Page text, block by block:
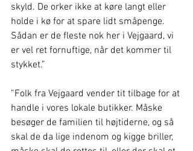
skyld. De orker ikke at køre langt eller
holde i kø for at spare lidt småpenge.
Sådan er de fleste nok her i Vejgaard, vi
er vel ret fornuftige, når det kommer til
stykket.”
”Folk fra Vejgaard vender tit tilbage for at
handle i vores lokale butikker. Måske
besøger de familien til højtiderne, og så
skal de da lige indenom og kigge briller,